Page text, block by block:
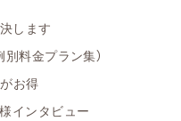
します
別料金プラン集）
お得
インタビュー